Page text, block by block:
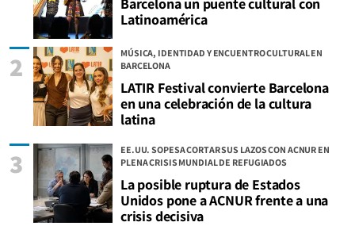
Latinoamérica
MÚSICA, IDENTIDAD Y ENCUENTRO CULTURAL EN
BARCELONA
LATIR Festival convierte Barcelona
en una celebración de la cultura
latina
2
EE.UU. SOPESA CORTAR SUS LAZOS CON ACNUR EN
PLENA CRISIS MUNDIAL DE REFUGIADOS
La posible ruptura de Estados
Unidos pone a ACNUR frente a una
crisis decisiva
3